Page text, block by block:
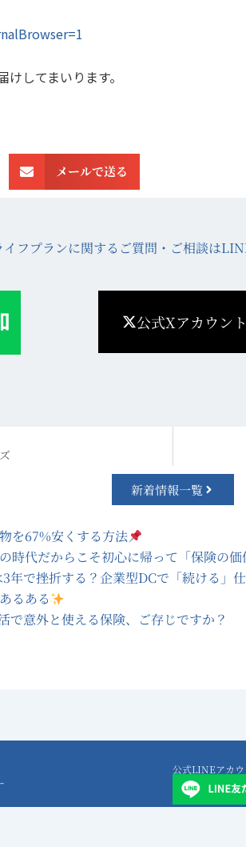
してまいります。
メールで送る
フプランに関するご質問・ご相談は
公式Xアカウン
新着情報一覧
を67%安くする方法
時代だからこそ初心に帰って「保険の
年で挫折する？企業型DCで「続ける」
るある
で意外と使える保険、ご存じですか？
公式LINEアカウ